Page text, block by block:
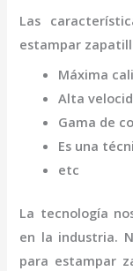
Las
estampar
Máxima
Alta
Gama de
Es una
etc
La tecnología
en la industria.
para estampar